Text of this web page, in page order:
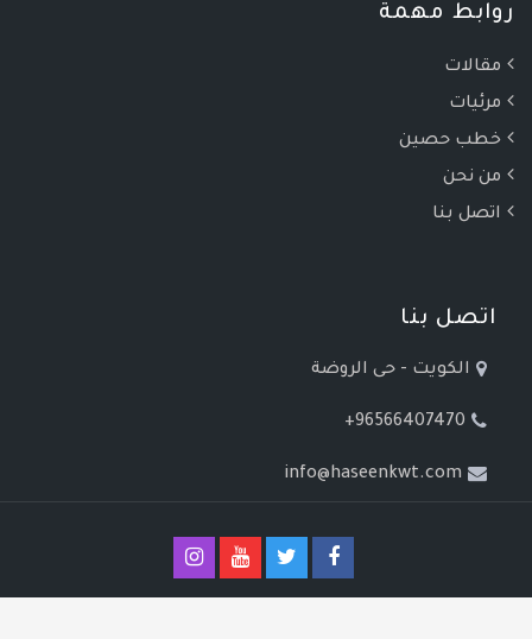
روابط مهمة
مقالات
مرئيات
خطب حصين
من نحن
اتصل بنا
اتصل بنا
الكويت - حى الروضة
+96566407470
info@haseenkwt.com